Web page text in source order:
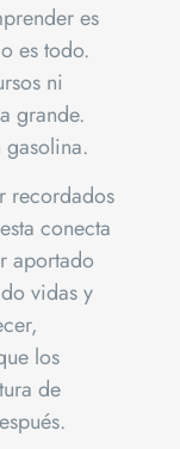
es
es todo.
ni
grande.
recordados
conecta
aportado
vidas y
los
de